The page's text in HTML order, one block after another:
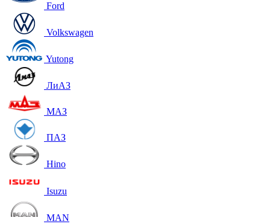
Ford
Volkswagen
Yutong
ЛиАЗ
МАЗ
ПАЗ
Hino
Isuzu
MAN